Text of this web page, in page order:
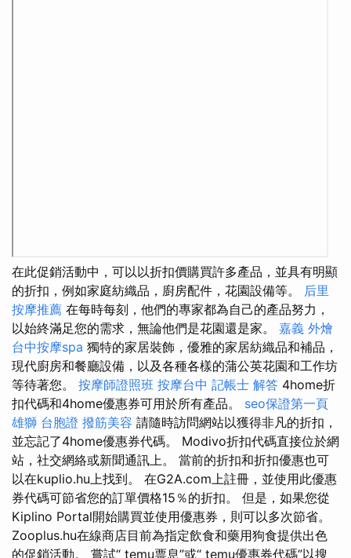
在此促銷活動中，可以以折扣價購買許多產品，並具有明顯
的折扣，例如家庭紡織品，廚房配件，花園設備等。 后里
按摩推薦 在每時每刻，他們的專家都為自己的產品努力，
以始終滿足您的需求，無論他們是花園還是家。 嘉義 外燴
台中按摩spa 獨特的家居裝飾，優雅的家居紡織品和補品，
現代廚房和餐廳設備，以及各種各樣的蒲公英花園和工作坊
等待著您。 按摩師證照班 按摩台中 記帳士 解答 4home折
扣代碼和4home優惠券可用於所有產品。 seo保證第一頁
雄獅 台胞證 撥筋美容 請隨時訪問網站以獲得非凡的折扣，
並忘記了4home優惠券代碼。 Modivo折扣代碼直接位於網
站，社交網絡或新聞通訊上。 當前的折扣和折扣優惠也可
以在kuplio.hu上找到。 在G2A.com上註冊，並使用此優惠
券代碼可節省您的訂單價格15％的折扣。 但是，如果您從
Kiplino Portal開始購買並使用優惠券，則可以多次節省。
Zooplus.hu在線商店目前為指定飲食和藥用狗食提供出色
的促銷活動。 嘗試“ temu票息”或“ temu優惠券代碼”以搜